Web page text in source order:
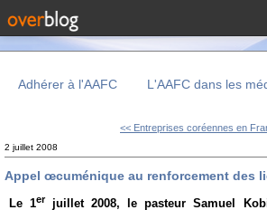
Adhérer à l'AAFC L'AAFC dans les
<< Entreprises coréennes en
2 juillet 2008
Appel œcuménique au renforcement des
Le 1erjuillet 2008, le pasteur Samuel